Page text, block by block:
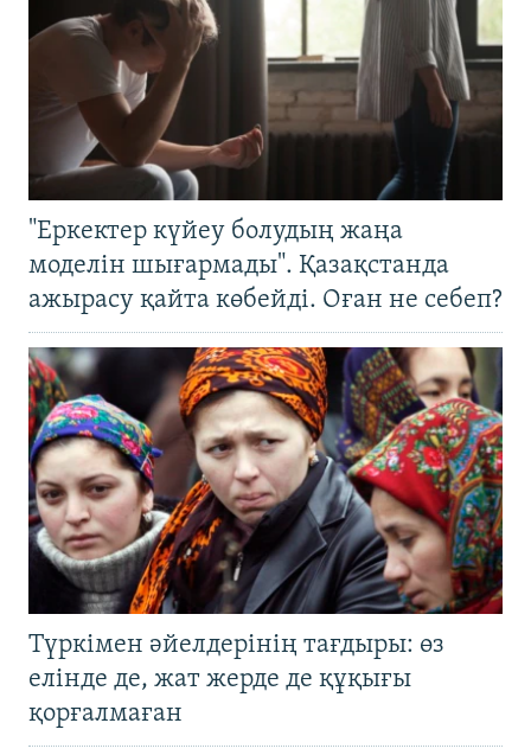
"Еркектер күйеу болудың жаңа
моделін шығармады". Қазақстанда
ажырасу қайта көбейді. Оған не себеп?
Түркімен әйелдерінің тағдыры: өз
елінде де, жат жерде де құқығы
қорғалмаған